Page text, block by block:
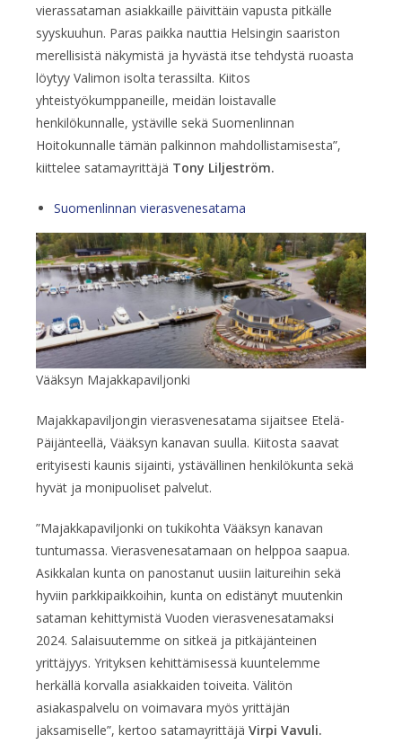
vierassataman asiakkaille päivittäin vapusta pitkälle
syyskuuhun. Paras paikka nauttia Helsingin saariston
merellisistä näkymistä ja hyvästä itse tehdystä ruoasta
löytyy Valimon isolta terassilta. Kiitos
yhteistyökumppaneille, meidän loistavalle
henkilökunnalle, ystäville sekä Suomenlinnan
Hoitokunnalle tämän palkinnon mahdollistamisesta”,
kiittelee satamayrittäjä Tony Liljeström.
Suomenlinnan vierasvenesatama
Vääksyn Majakkapaviljonki
Majakkapaviljongin vierasvenesatama sijaitsee Etelä-
Päijänteellä, Vääksyn kanavan suulla. Kiitosta saavat
erityisesti kaunis sijainti, ystävällinen henkilökunta sekä
hyvät ja monipuoliset palvelut.
”Majakkapaviljonki on tukikohta Vääksyn kanavan
tuntumassa. Vierasvenesatamaan on helppoa saapua.
Asikkalan kunta on panostanut uusiin laitureihin sekä
hyviin parkkipaikkoihin, kunta on edistänyt muutenkin
sataman kehittymistä Vuoden vierasvenesatamaksi
2024. Salaisuutemme on sitkeä ja pitkäjänteinen
yrittäjyys. Yrityksen kehittämisessä kuuntelemme
herkällä korvalla asiakkaiden toiveita. Välitön
asiakaspalvelu on voimavara myös yrittäjän
jaksamiselle”, kertoo satamayrittäjä Virpi Vavuli.